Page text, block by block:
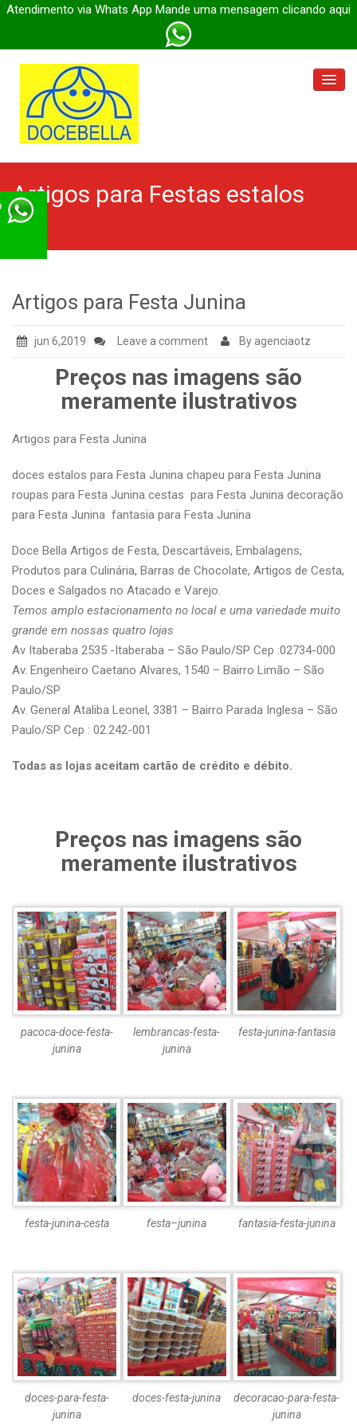
Atendimento via Whats App Mande uma mensagem clicando aqui
Docebella Parada Inglesa
Docebella Engenheiro
Docebella
Artigos para Festas estalos
Artigos para Festa Junina
jun 6,2019 Leave a comment By agenciaotz
Preços nas imagens são
meramente ilustrativos
Artigos para Festa Junina
doces estalos para Festa Junina chapeu para Festa Junina
roupas para Festa Junina cestas para Festa Junina decoração
para Festa Junina fantasia para Festa Junina
Doce Bella Artigos de Festa, Descartáveis, Embalagens,
Produtos para Culinária, Barras de Chocolate, Artigos de Cesta,
Doces e Salgados no Atacado e Varejo.
Temos amplo estacionamento no local e uma variedade muito
grande em nossas quatro lojas
Av Itaberaba 2535 -Itaberaba – São Paulo/SP Cep :02734-000
Av. Engenheiro Caetano Alvares, 1540 – Bairro Limão – São
Paulo/SP
Av. General Ataliba Leonel, 3381 – Bairro Parada Inglesa – São
Paulo/SP Cep : 02.242-001
Todas as lojas aceitam cartão de crédito e débito.
Preços nas imagens são
meramente ilustrativos
pacoca-doce-festa-
junina
lembrancas-festa-
junina
festa-junina-fantasia
festa-junina-cesta festa–junina fantasia-festa-junina
doces-para-festa-
junina
doces-festa-junina
decoracao-para-festa-
junina